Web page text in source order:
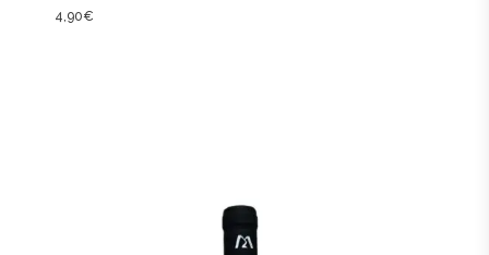
4,90€